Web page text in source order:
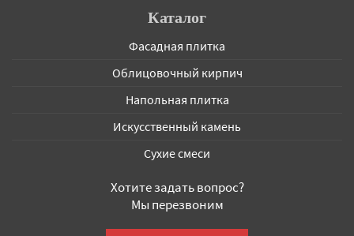
Каталог
Фасадная плитка
Облицовочный кирпич
Напольная плитка
Искусственный камень
Сухие смеси
Хотите задать вопрос?
Мы перезвоним